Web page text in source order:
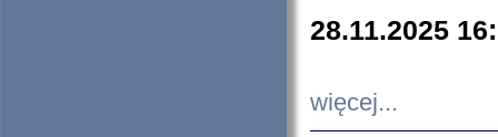
28.11.2025
więcej...